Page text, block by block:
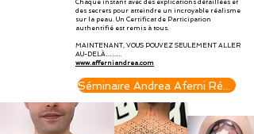
Chaque instant avec des explications détaillées et
des secrets pour atteindre un incroyable réalisme
sur la peau. Un Certificat de Participation
authentifié est remis à tous.
MAINTENANT, VOUS POUVEZ SEULEMENT ALLER
AU-DELÀ……..
www.afferniandrea.com